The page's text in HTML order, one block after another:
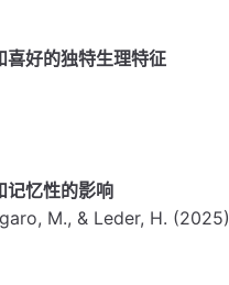
喜好的独特生理特征
记忆性的影响
M., & Leder, H. (2025)